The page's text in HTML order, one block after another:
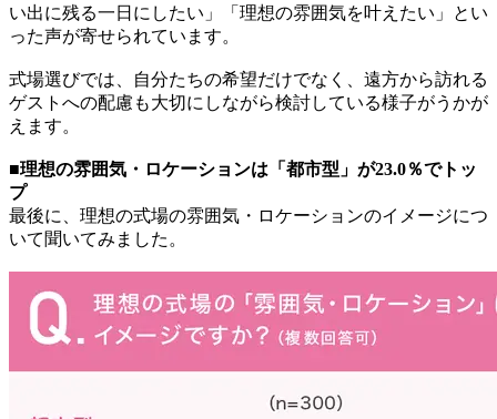
い出に残る一日にしたい」「理想の雰囲気を叶えたい」とい
った声が寄せられています。
式場選びでは、自分たちの希望だけでなく、遠方から訪れる
ゲストへの配慮も大切にしながら検討している様子がうかが
えます。
■理想の雰囲気・ロケーションは「都市型」が23.0％でトッ
プ
最後に、理想の式場の雰囲気・ロケーションのイメージにつ
いて聞いてみました。